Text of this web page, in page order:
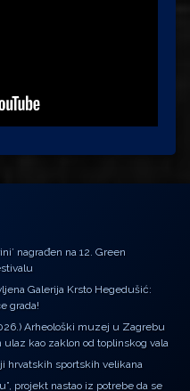
nagrađen na 12. Green
Galerija Krsto Hegedušić:
grada!
Arheološki muzej u Zagrebu
ulaz kao zaklon od toplinskog vala
hrvatskih sportskih velikana
projekt nastao iz potrebe da se